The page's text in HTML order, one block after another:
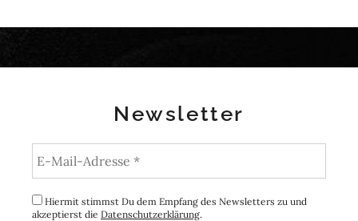
Newsletter
Hiermit stimmst Du dem Empfang des Newsletters zu und
akzeptierst die Datenschutzerklärung.